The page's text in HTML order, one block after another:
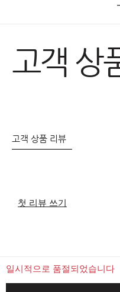
고객 상
고객 상품 리뷰
첫 리뷰 쓰기
일시적으로 품절되었습니다